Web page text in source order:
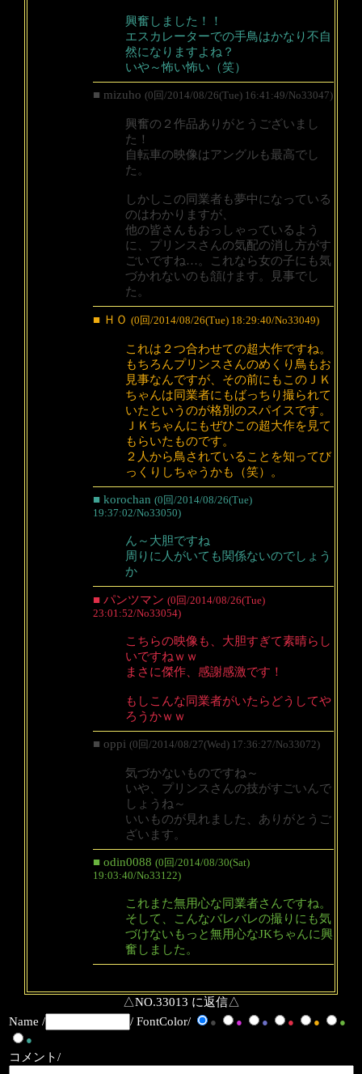
興奮しました！！
エスカレーターでの手鳥はかなり不自
然になりますよね？
いや～怖い怖い（笑）
■ mizuho (0回/2014/08/26(Tue) 16:41:49/No33047)
興奮の２作品ありがとうございまし
た！
自転車の映像はアングルも最高でし
た。
しかしこの同業者も夢中になっている
のはわかりますが、
他の皆さんもおっしゃっているよう
に、プリンスさんの気配の消し方がす
ごいですね…。これなら女の子にも気
づかれないのも頷けます。見事でし
た。
■ ＨＯ (0回/2014/08/26(Tue) 18:29:40/No33049)
これは２つ合わせての超大作ですね。
もちろんプリンスさんのめくり鳥もお
見事なんですが、その前にもこのＪＫ
ちゃんは同業者にもばっちり撮られて
いたというのが格別のスパイスです。
ＪＫちゃんにもぜひこの超大作を見て
もらいたものです。
２人から鳥されていることを知ってび
っくりしちゃうかも（笑）。
■ korochan (0回/2014/08/26(Tue)
19:37:02/No33050)
ん～大胆ですね
周りに人がいても関係ないのでしょう
か
■ パンツマン (0回/2014/08/26(Tue)
23:01:52/No33054)
こちらの映像も、大胆すぎて素晴らし
いですねｗｗ
まさに傑作、感謝感激です！
もしこんな同業者がいたらどうしてや
ろうかｗｗ
■ oppi (0回/2014/08/27(Wed) 17:36:27/No33072)
気づかないものですね～
いや、プリンスさんの技がすごいんで
しょうね～
いいものが見れました、ありがとうご
ざいます。
■ odin0088 (0回/2014/08/30(Sat)
19:03:40/No33122)
これまた無用心な同業者さんですね。
そして、こんなバレバレの撮りにも気
づけないもっと無用心なJKちゃんに興
奮しました。
△NO.33013 に返信△
Name /
/ FontColor/ ● ● ● ● ●
●
●
コメント/